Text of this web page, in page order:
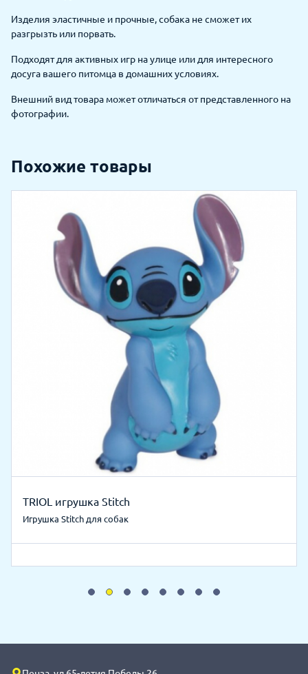
Изделия эластичные и прочные, собака не сможет их
разгрызть или порвать.
Подходят для активных игр на улице или для интересного
досуга вашего питомца в домашних условиях.
Внешний вид товара может отличаться от представленного на
фотографии.
Похожие товары
TRIOL игрушка Stitch
Игрушка Stitch для собак